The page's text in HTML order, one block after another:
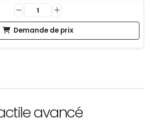
Demande de prix
avancé